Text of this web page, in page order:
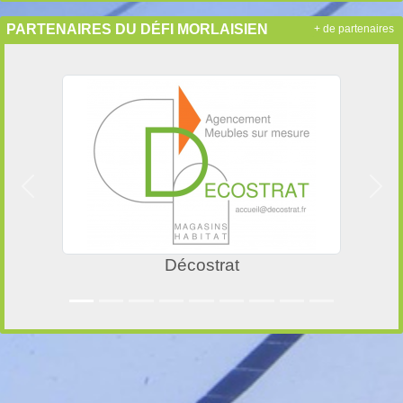
PARTENAIRES DU DÉFI MORLAISIEN
Décostrat
+ de partenaires